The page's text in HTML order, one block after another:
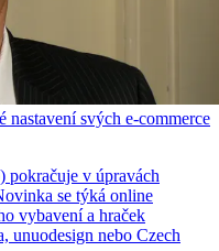
svých e-commerce
pokračuje v úpravách
se týká online
vybavení a hraček
unuodesign nebo Czech